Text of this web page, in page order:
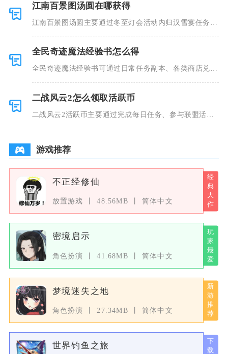
江南百景图汤圆在哪获得
江南百景图汤圆主要通过冬至灯会活动内归汉雪宴任务、
全民奇迹魔法经验书怎么得
全民奇迹魔法经验书可通过日常任务副本、各类商店兑
二战风云2怎么领取活跃币
二战风云2活跃币主要通过完成每日任务、参与联盟活
游戏推荐
不正经修仙
放置游戏 48.56MB 简体中文
密境启示
角色扮演 41.68MB 简体中文
梦境迷失之地
角色扮演 27.34MB 简体中文
世界钓鱼之旅